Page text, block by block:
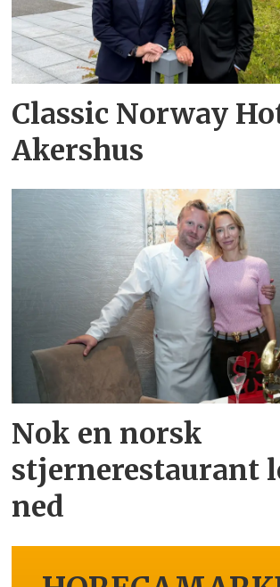
Classic Norway
Akershus
Nok en norsk
stjernerestaurant
ned